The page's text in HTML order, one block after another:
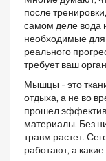
после
самом деле вода
необходимые для
реального
требует ваш
Мышцы - это
отдыха, а не во
прошел
материалы. Без
травм растет.
работают, а